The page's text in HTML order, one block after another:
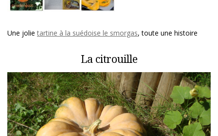
Une jolietartine à la suédoise le smorgas, toute une histoire
La citrouille